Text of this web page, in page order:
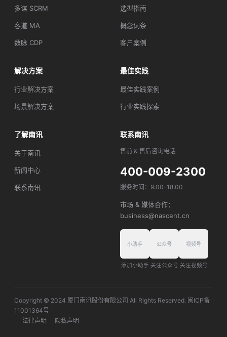
多谋 SCRM
客道 MA
数脉 CDP
选型指南
概念词条
客户案例
解决方案
行业解决方案
场景解决方案
最佳实践
最佳实践案例
行业实践探索
了解南讯
关于南讯
新闻中心
联系南讯
联系南讯
售前 & 售后咨询电话
400-009-2300
服务时间：9:00–18:00
市场 & 媒体合作：
business@nascent.cn
小助手
添加小助手
公众号
关注公众号
视频号
关注视频号
Copyright © 2024 厦门南讯股份有限公司 All Rights Reserved. 闽ICP备
11001364号
法律声明
隐私声明